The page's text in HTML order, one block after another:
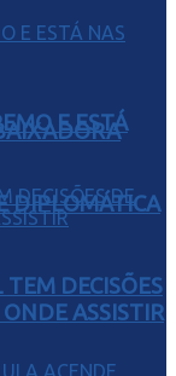
DIPLOMÁTICA
E ESTÁ
DECISÕES
ASSISTIR